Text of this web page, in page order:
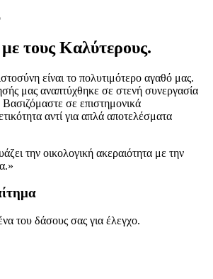
τους Καλύτερους.
είναι το πολυτιμότερο αγαθό μας.
μας αναπτύχθηκε σε στενή συνεργασία
σε επιστημονικά
αντί για απλά αποτελέσματα
την οικολογική ακεραιότητα με την
του δάσους σας για έλεγχο.